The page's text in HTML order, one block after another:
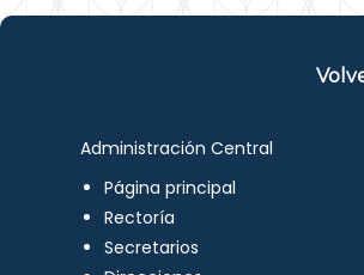
Administración Central
Página principal
Rectoría
Secretarios